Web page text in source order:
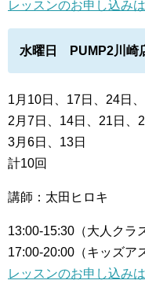
レッスンのお申し込み
水曜日 PUMP2川崎
1月10日、17日、24日
2月7日、14日、21日、
3月6日、13日
計10回
講師：太田ヒロキ
13:00-15:30（大人ク
17:00-20:00（キッズ
レッスンのお申し込み